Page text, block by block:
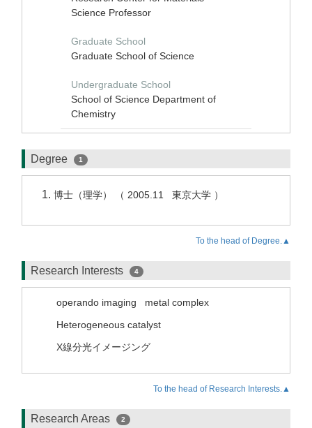
Science Professor
Graduate School
Graduate School of Science
Undergraduate School
School of Science Department of
Chemistry
Degree 1
博士（理学） （ 2005.11 東京大学 ）
To the head of Degree.▲
Research Interests 4
operando imaging
metal complex
Heterogeneous catalyst
X線分光イメージング
To the head of Research Interests.▲
Research Areas 2